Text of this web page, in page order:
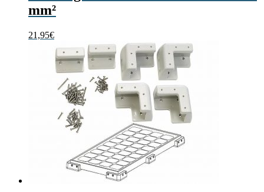
mm²
21,95€